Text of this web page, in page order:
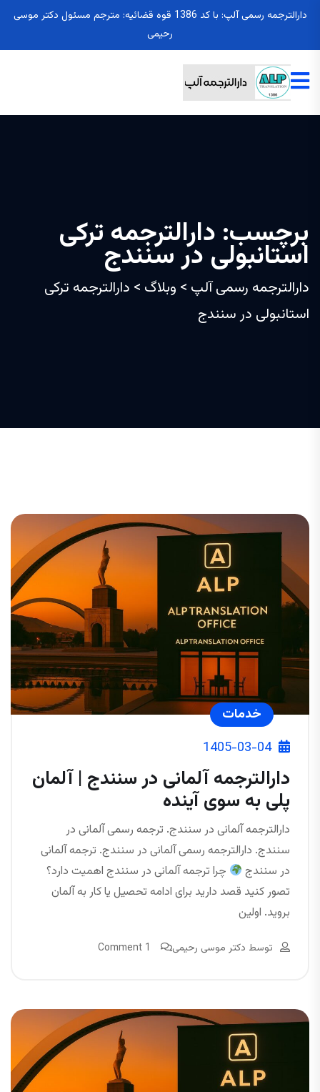
دارالترجمه رسمی آلپ: با کد 1386 قوه قضائیه: مترجم مسئول دکتر موسی
رحیمی
برچسب: دارالترجمه ترکی
استانبولی در سنندج
دارالترجمه رسمی آلپ > وبلاگ > دارالترجمه ترکی
استانبولی در سنندج
خدمات
1405-03-04
دارالترجمه آلمانی در سنندج | آلمان
پلی به سوی آینده
دارالترجمه آلمانی در سنندج. ترجمه رسمی آلمانی در
سنندج. دارالترجمه رسمی آلمانی در سنندج. ترجمه آلمانی
در سنندج
چرا ترجمه آلمانی در سنندج اهمیت دارد؟
تصور کنید قصد دارید برای ادامه تحصیل یا کار به آلمان
بروید. اولین
توسط دکتر موسی رحیمی 1 Comment